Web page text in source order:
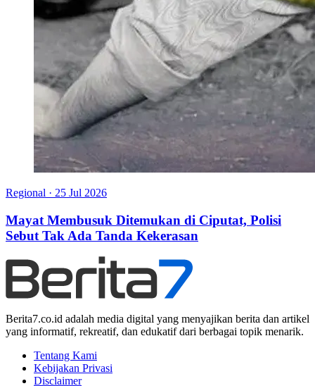
Regional · 25 Jul 2026
Mayat Membusuk Ditemukan di Ciputat, Polisi
Sebut Tak Ada Tanda Kekerasan
Berita7.co.id adalah media digital yang menyajikan berita dan artikel
yang informatif, rekreatif, dan edukatif dari berbagai topik menarik.
Tentang Kami
Kebijakan Privasi
Disclaimer